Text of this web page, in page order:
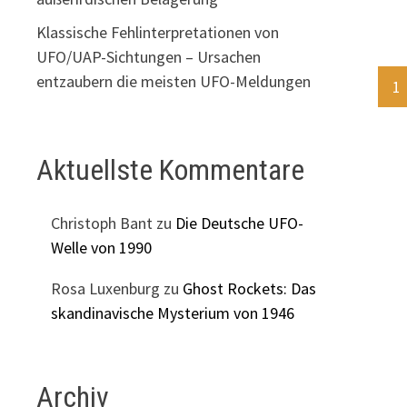
1
Klassische Fehlinterpretationen von
UFO/UAP-Sichtungen – Ursachen
entzaubern die meisten UFO-Meldungen
Aktuellste Kommentare
Christoph Bant zu Die Deutsche UFO-
Welle von 1990
Rosa Luxenburg zu Ghost Rockets: Das
skandinavische Mysterium von 1946
Archiv